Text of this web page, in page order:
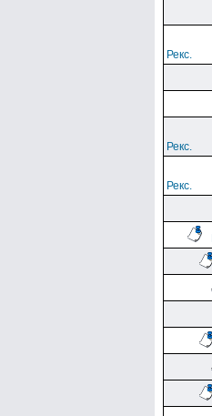
Рекс.
Рекс.
Рекс.